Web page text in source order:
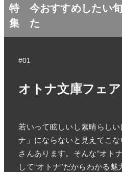
特
集
今おすすめしたい
た
#01
オトナ文庫フェア
若いって眩しいし素晴らし
ナ」にならないと見えてこ
さんあります。そんな“オト
して“オトナ”だからわかる